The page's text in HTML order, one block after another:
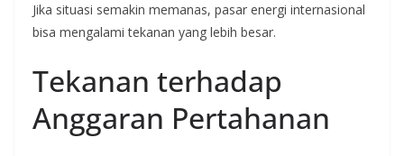
Jika situasi semakin memanas, pasar energi internasional
bisa mengalami tekanan yang lebih besar.
Tekanan terhadap
Anggaran Pertahanan